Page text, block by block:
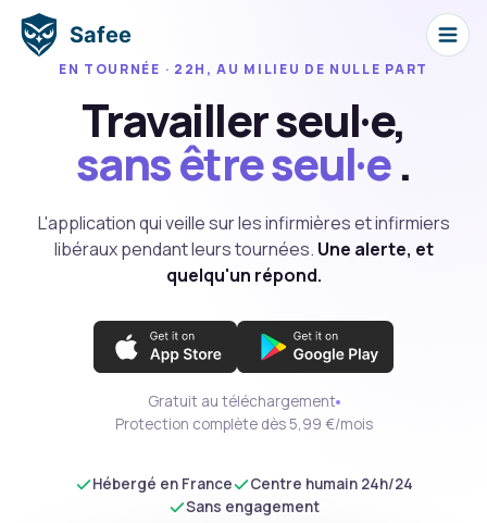
Safee
EN TOURNÉE · 22H, AU MILIEU DE NULLE PART
Travailler seul·e,
sans être seul·e.
L'application qui veille sur les infirmières et infirmiers
libéraux pendant leurs tournées. Une alerte, et
quelqu'un répond.
Gratuit au téléchargement
Protection complète dès 5,99 €/mois
Hébergé en France
Centre humain 24h/24
Sans engagement